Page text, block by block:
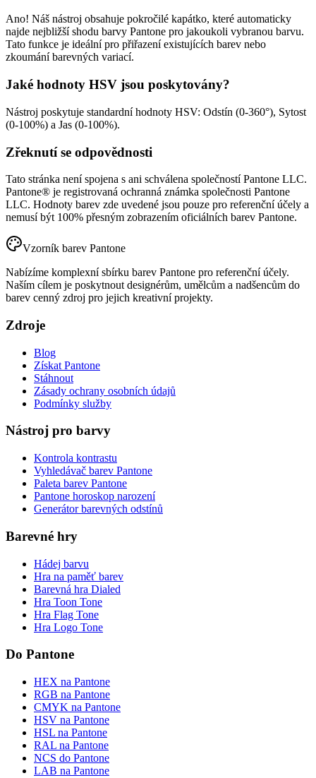
Ano! Náš nástroj obsahuje pokročilé kapátko, které automaticky
najde nejbližší shodu barvy Pantone pro jakoukoli vybranou barvu.
Tato funkce je ideální pro přiřazení existujících barev nebo
zkoumání barevných variací.
Jaké hodnoty HSV jsou poskytovány?
Nástroj poskytuje standardní hodnoty HSV: Odstín (0-360°), Sytost
(0-100%) a Jas (0-100%).
Zřeknutí se odpovědnosti
Tato stránka není spojena s ani schválena společností Pantone LLC.
Pantone® je registrovaná ochranná známka společnosti Pantone
LLC. Hodnoty barev zde uvedené jsou pouze pro referenční účely a
nemusí být 100% přesným zobrazením oficiálních barev Pantone.
Vzorník barev Pantone
Nabízíme komplexní sbírku barev Pantone pro referenční účely.
Naším cílem je poskytnout designérům, umělcům a nadšencům do
barev cenný zdroj pro jejich kreativní projekty.
Zdroje
Blog
Získat Pantone
Stáhnout
Zásady ochrany osobních údajů
Podmínky služby
Nástroj pro barvy
Kontrola kontrastu
Vyhledávač barev Pantone
Paleta barev Pantone
Pantone horoskop narození
Generátor barevných odstínů
Barevné hry
Hádej barvu
Hra na paměť barev
Barevná hra Dialed
Hra Toon Tone
Hra Flag Tone
Hra Logo Tone
Do Pantone
HEX na Pantone
RGB na Pantone
CMYK na Pantone
HSV na Pantone
HSL na Pantone
RAL na Pantone
NCS do Pantone
LAB na Pantone